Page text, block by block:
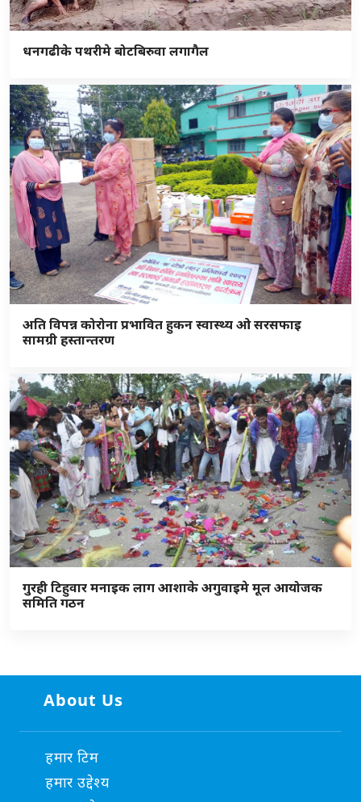
धनगढीके पथरीमे बोटबिरुवा लगागैल
अति विपन्न कोरोना प्रभावित हुकन स्वास्थ्य ओ सरसफाइ
सामग्री हस्तान्तरण
गुरही टिहुवार मनाइक लाग आशाके अगुवाइमे मूल आयोजक
समिति गठन
About Us
हमार टिम
हमार उद्देश्य